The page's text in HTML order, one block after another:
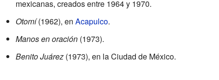
mexicanas, creados entre 1964 y 1970.
Otomí(1962), en Acapulco.
Manos en oración (1973).
Benito Juárez (1973), en la Ciudad de México.